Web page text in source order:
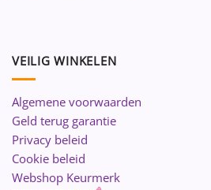
VEILIG WINKELEN
Algemene voorwaarden
Geld terug garantie
Privacy beleid
Cookie beleid
Webshop Keurmerk